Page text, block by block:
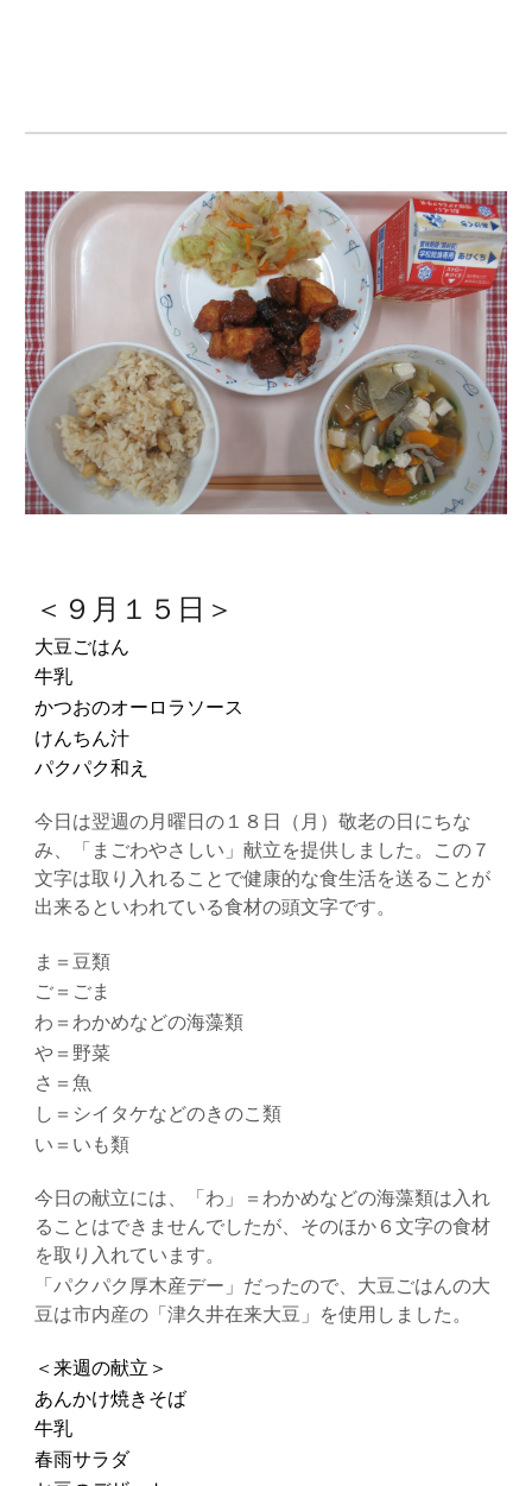
＜９月１５日＞
大豆ごはん
牛乳
かつおのオーロラソース
けんちん汁
パクパク和え
今日は翌週の月曜日の１８日（月）敬老の日にちな
み、「まごわやさしい」献立を提供しました。この７
文字は取り入れることで健康的な食生活を送ることが
出来るといわれている食材の頭文字です。
ま＝豆類
ご＝ごま
わ＝わかめなどの海藻類
や＝野菜
さ＝魚
し＝シイタケなどのきのこ類
い＝いも類
今日の献立には、「わ」＝わかめなどの海藻類は入れ
ることはできませんでしたが、そのほか６文字の食材
を取り入れています。
「パクパク厚木産デー」だったので、大豆ごはんの大
豆は市内産の「津久井在来大豆」を使用しました。
＜来週の献立＞
あんかけ焼きそば
牛乳
春雨サラダ